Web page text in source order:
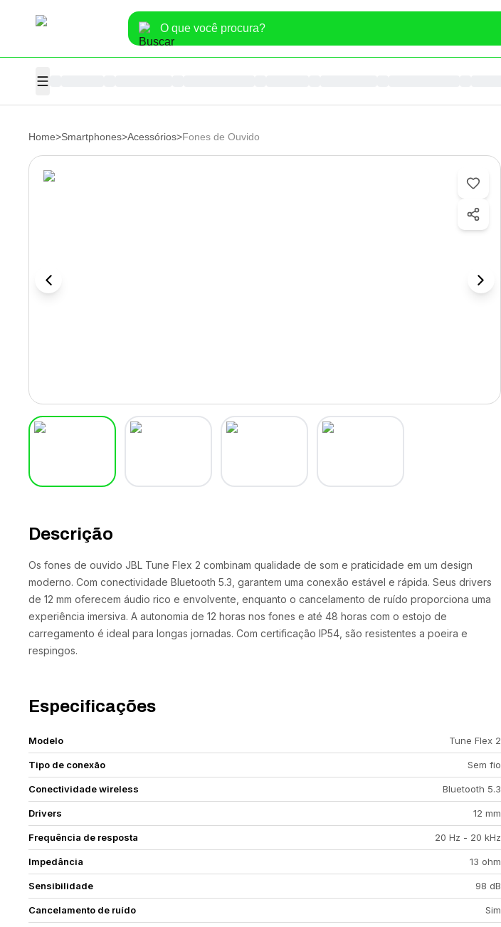
Home>Smartphones>Acessórios>Fones de Ouvido
Descrição
Os fones de ouvido JBL Tune Flex 2 combinam qualidade de som e praticidade em um design
moderno. Com conectividade Bluetooth 5.3, garantem uma conexão estável e rápida. Seus drivers
de 12 mm oferecem áudio rico e envolvente, enquanto o cancelamento de ruído proporciona uma
experiência imersiva. A autonomia de 12 horas nos fones e até 48 horas com o estojo de
carregamento é ideal para longas jornadas. Com certificação IP54, são resistentes a poeira e
respingos.
Especificações
Modelo Tune Flex 2
Tipo de conexão Sem fio
Conectividade wireless Bluetooth 5.3
Drivers 12 mm
Frequência de resposta 20 Hz - 20 kHz
Impedância 13 ohm
Sensibilidade 98 dB
Cancelamento de ruído Sim